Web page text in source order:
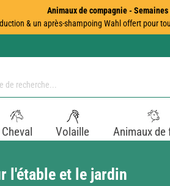
Animaux de compagnie -
& un après-shampoing Wahl offert pour
Cheval Volaille Animaux de
l'étable et le jardin